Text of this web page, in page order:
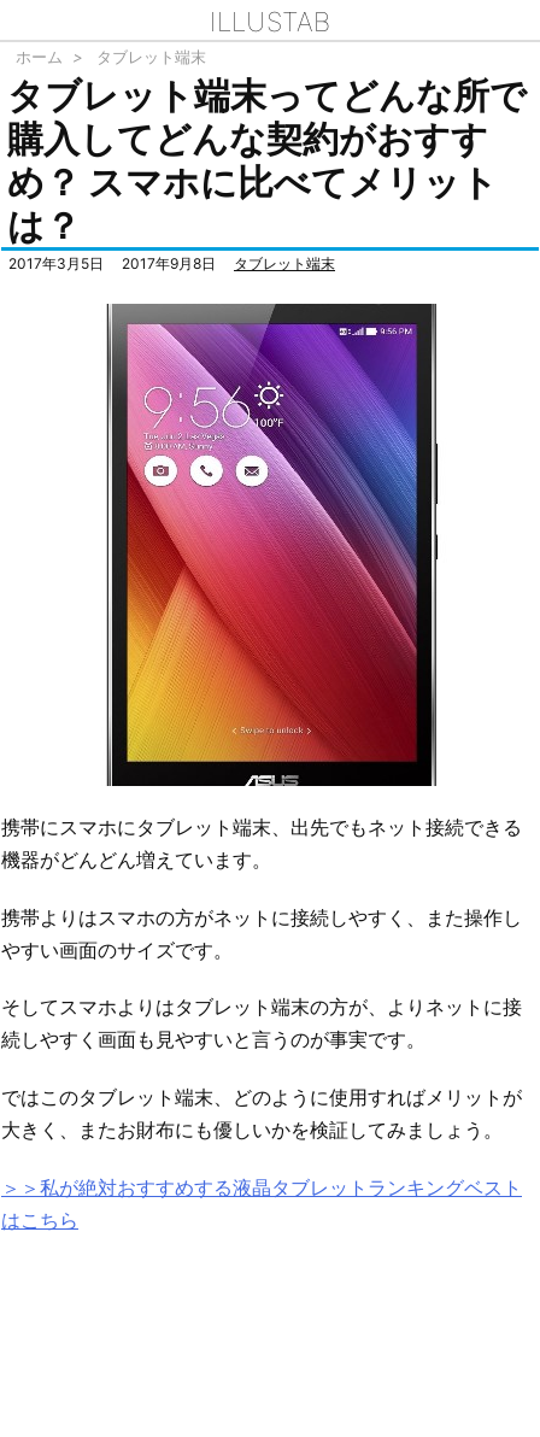
ILLUSTAB
ホーム > タブレット端末
タブレット端末ってどんな所で
購入してどんな契約がおすす
め？ スマホに比べてメリット
は？
2017年3月5日 2017年9月8日 タブレット端末
携帯にスマホにタブレット端末、出先でもネット接続できる
機器がどんどん増えています。
携帯よりはスマホの方がネットに接続しやすく、また操作し
やすい画面のサイズです。
そしてスマホよりはタブレット端末の方が、よりネットに接
続しやすく画面も見やすいと言うのが事実です。
ではこのタブレット端末、どのように使用すればメリットが
大きく、またお財布にも優しいかを検証してみましょう。
＞＞私が絶対おすすめする液晶タブレットランキングベスト
はこちら